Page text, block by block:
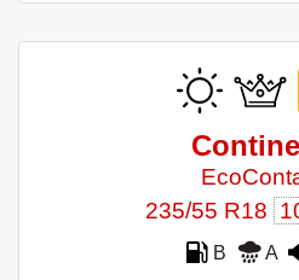
235/55 R18
B A